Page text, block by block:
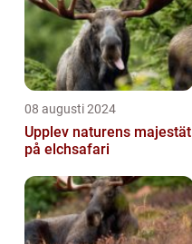
08 augusti 2024
Upplev naturens majestät
på elchsafari